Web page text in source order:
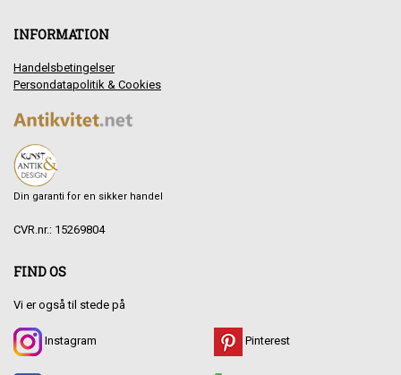
INFORMATION
Handelsbetingelser
Persondatapolitik & Cookies
Din garanti for en sikker handel
CVR.nr.: 15269804
FIND OS
Vi er også til stede på
Instagram Pinterest